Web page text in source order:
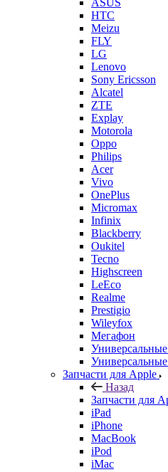
Lenovo
Sony Ericsson
Alcatel
ZTE
Explay
Motorola
Oppo
Philips
Acer
Vivo
OnePlus
Micromax
Infinix
Blackberry
Oukitel
Tecno
Highscreen
LeEco
Realme
Prestigio
Wileyfox
Мегафон
Универсальные
Запчасти для Apple
Назад
Запчасти для
iPad
iPhone
MacBook
iPod
iMac
Запчасти для
Watch
Запчасти для
Назад